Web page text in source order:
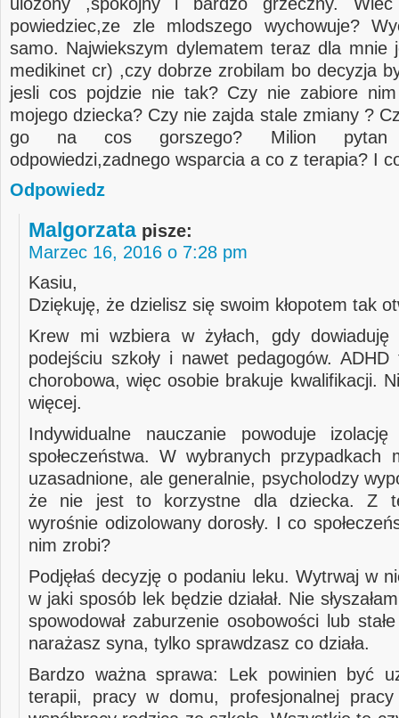
powiedziec,ze zle mlodszego wychowuje?
samo. Najwiekszym dylematem teraz dla mnie
medikinet cr) ,czy dobrze zrobilam bo decyzja
jesli cos pojdzie nie tak? Czy nie zabiore nim
mojego dziecka? Czy nie zajda stale zmiany ?
go na cos gorszego? Milion
odpowiedzi,zadnego wsparcia a co z terapia? I
Odpowiedz
Malgorzata pisze:
Marzec 16, 2016 o 7:28 pm
Kasiu,
Dziękuję, że dzielisz się swoim kłopotem tak
Krew mi wzbiera w żyłach, gdy
podejściu szkoły i nawet pedagogów.
chorobowa, więc osobie brakuje kwalifikacji.
więcej.
Indywidualne nauczanie powoduje
społeczeństwa. W wybranych przypadkach
uzasadnione, ale generalnie, psycholodzy
że nie jest to korzystne dla dziecka. Z
wyrośnie odizolowany dorosły. I co
nim zrobi?
Podjęłaś decyzję o podaniu leku. Wytrwaj w
w jaki sposób lek będzie działał. Nie
spowodował zaburzenie osobowości lub
narażasz syna, tylko sprawdzasz co działa.
Bardzo ważna sprawa: Lek powinien być
terapii, pracy w domu, profesjonalnej pracy